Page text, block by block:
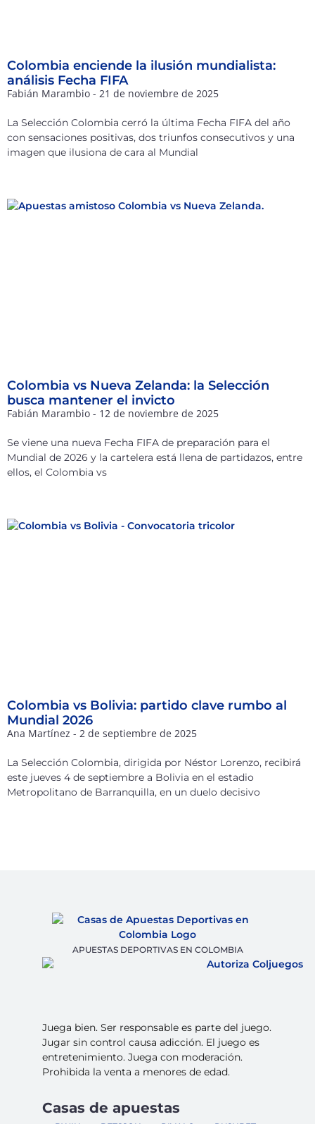
Colombia enciende la ilusión mundialista:
análisis Fecha FIFA
Fabián Marambio 21 de noviembre de 2025
La Selección Colombia cerró la última Fecha FIFA del año
con sensaciones positivas, dos triunfos consecutivos y una
imagen que ilusiona de cara al Mundial
Colombia vs Nueva Zelanda: la Selección
busca mantener el invicto
Fabián Marambio 12 de noviembre de 2025
Se viene una nueva Fecha FIFA de preparación para el
Mundial de 2026 y la cartelera está llena de partidazos, entre
ellos, el Colombia vs
Colombia vs Bolivia: partido clave rumbo al
Mundial 2026
Ana Martínez 2 de septiembre de 2025
La Selección Colombia, dirigida por Néstor Lorenzo, recibirá
este jueves 4 de septiembre a Bolivia en el estadio
Metropolitano de Barranquilla, en un duelo decisivo
APUESTAS DEPORTIVAS EN COLOMBIA
Juega bien. Ser responsable es parte del juego.
Jugar sin control causa adicción. El juego es
entretenimiento. Juega con moderación.
Prohibida la venta a menores de edad.
Casas de apuestas